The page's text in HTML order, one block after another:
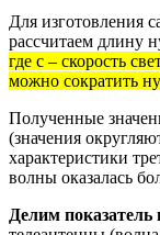
Для изготовления
рассчитаем длину
где c – скорость
можно сократить
Полученные
(значения
характеристики
волны оказалась
Делим показатель